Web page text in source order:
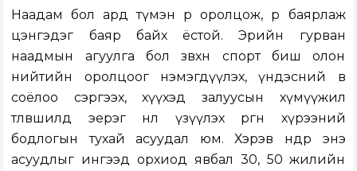
Наадам бол ард түмэн өөрөө оролцож, өөрөө баярлаж
цэнгэдэг баяр байх ёстой. Эрийн гурван
наадмын агуулга бол зөвхөн спорт биш олон
нийтийн оролцоог нэмэгдүүлэх, үндэсний өв
соёлоо сэргээх, хүүхэд залуусын хүмүүжил
төлөвшилд эерэг нөлөө үзүүлэх өргөн хүрээний
бодлогын тухай асуудал юм. Хэрэв өнөөдөр энэ
асуудлыг ингээд орхиод явбал 30, 50 жилийн